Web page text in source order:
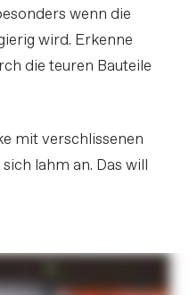
wenn die
wird. Erkenne
die teuren Bauteile
mit verschlissenen
lahm an. Das will